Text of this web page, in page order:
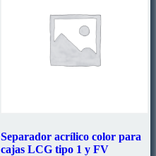
Separador acrílico color para
cajas LCG tipo 1 y FV